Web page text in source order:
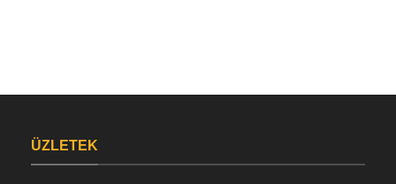
ÜZLETEK